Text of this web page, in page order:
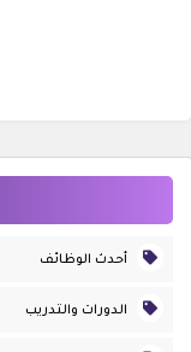
أحدث الوظائف
الدورات والتدريب